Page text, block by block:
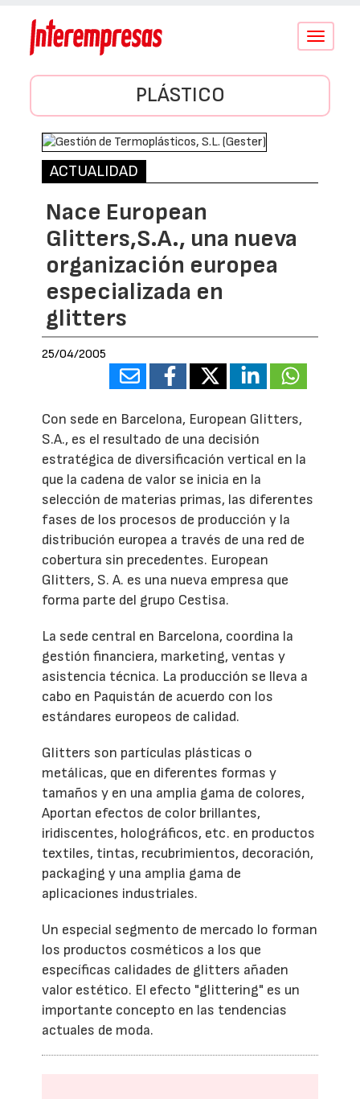
Conmutar
PLÁSTICO
ACTUALIDAD
Nace European
Glitters,S.A., una nueva
organización europea
especializada en
glitters
25/04/2005
Con sede en Barcelona, European Glitters,
S.A., es el resultado de una decisión
estratégica de diversificación vertical en la
que la cadena de valor se inicia en la
selección de materias primas, las diferentes
fases de los procesos de producción y la
distribución europea a través de una red de
cobertura sin precedentes. European
Glitters, S. A. es una nueva empresa que
forma parte del grupo Cestisa.
La sede central en Barcelona, coordina la
gestión financiera, marketing, ventas y
asistencia técnica. La producción se lleva a
cabo en Paquistán de acuerdo con los
estándares europeos de calidad.
Glitters son partículas plásticas o
metálicas, que en diferentes formas y
tamaños y en una amplia gama de colores,
Aportan efectos de color brillantes,
iridiscentes, holográficos, etc. en productos
textiles, tintas, recubrimientos, decoración,
packaging y una amplia gama de
aplicaciones industriales.
Un especial segmento de mercado lo forman
los productos cosméticos a los que
específicas calidades de glitters añaden
valor estético. El efecto "glittering" es un
importante concepto en las tendencias
actuales de moda.